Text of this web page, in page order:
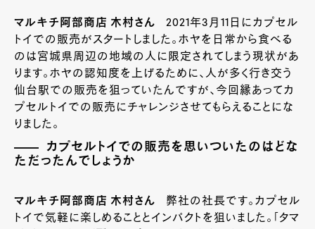
マルキチ阿部商店 木村さん
2021年3月11日にカプセル
トイでの販売がスタートしました。ホヤを日常から食べる
のは宮城県周辺の地域の人に限定されてしまう現状があ
ります。ホヤの認知度を上げるために、人が多く行き交う
仙台駅での販売を狙っていたんですが、今回縁あってカ
プセルトイでの販売にチャレンジさせてもらえることにな
りました。
カプセルトイでの販売を思いついたのはどな
ただったんでしょうか
マルキチ阿部商店 木村さん
弊社の社長です。カプセル
トイで気軽に楽しめることとインパクトを狙いました。「タマ